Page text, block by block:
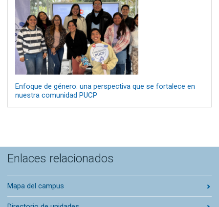
Enfoque de género: una perspectiva que se fortalece en
nuestra comunidad PUCP
Enlaces relacionados
Mapa del campus